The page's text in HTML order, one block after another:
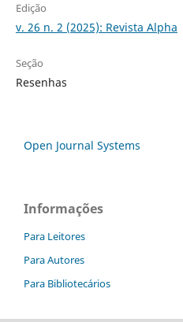
Edição
v. 26 n. 2 (2025): Revista Alpha
Seção
Resenhas
Open Journal Systems
Informações
Para Leitores
Para Autores
Para Bibliotecários